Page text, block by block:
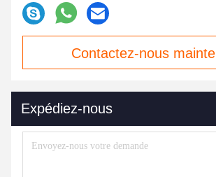
Contactez-nous
Expédiez-nous